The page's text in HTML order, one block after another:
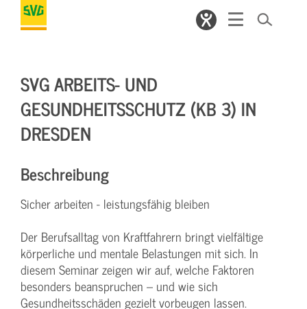
SVG ARBEITS- UND
GESUNDHEITSSCHUTZ (KB 3) IN
DRESDEN
Beschreibung
Sicher arbeiten - leistungsfähig bleiben
Der Berufsalltag von Kraftfahrern bringt vielfältige
körperliche und mentale Belastungen mit sich. In
diesem Seminar zeigen wir auf, welche Faktoren
besonders beanspruchen – und wie sich
Gesundheitsschäden gezielt vorbeugen lassen.